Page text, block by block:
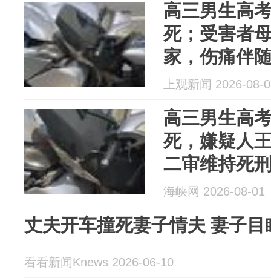
高三男生高
死；受害者
家，伤痛伴
上观新闻 2026-08-
高三男生高
死，嫌疑人
二审维持死
亲：官司没
海峡网 2026-08-01
丈夫开车撞死妻子情夫 妻子
看看新闻Knews 2026-06-10